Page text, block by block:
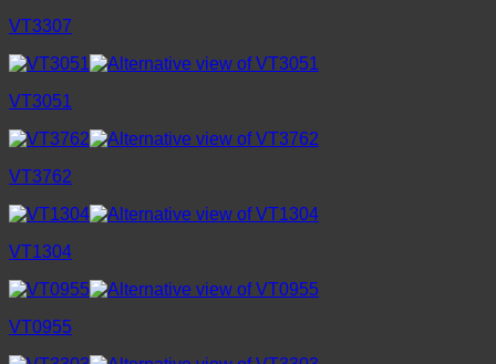
VT3307
VT3051
VT3762
VT1304
VT0955